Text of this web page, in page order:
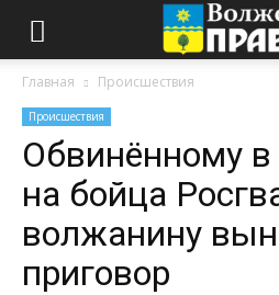
Главная Происшествия
Происшествия
Обвинённому
на бойца
волжанину
приговор